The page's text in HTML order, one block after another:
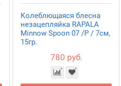
Колеблющаяся блесна
незацепляйка RAPALA
Minnow Spoon 07 /P / 7см,
15гр.
780 руб.